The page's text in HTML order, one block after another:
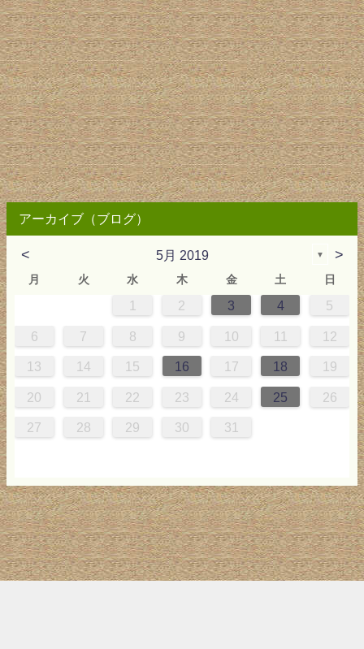
アーカイブ（ブログ）
< 5月 2019 ▼ >
月 火 水 木 金 土 日
1 2 3 4 5
6 7 8 9 10 11 12
13 14 15 16 17 18 19
20 21 22 23 24 25 26
27 28 29 30 31